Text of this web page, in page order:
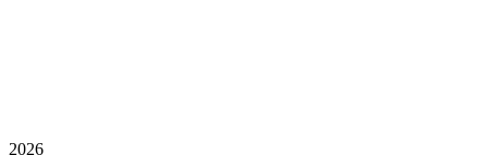
2026